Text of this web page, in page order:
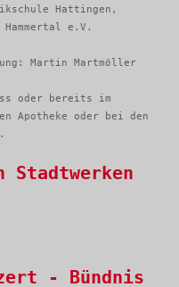
Hattingen,
Hammertal e.V.
Martin Martmöller
oder bereits im
Apotheke oder bei den
Stadtwerken
- Bündnis